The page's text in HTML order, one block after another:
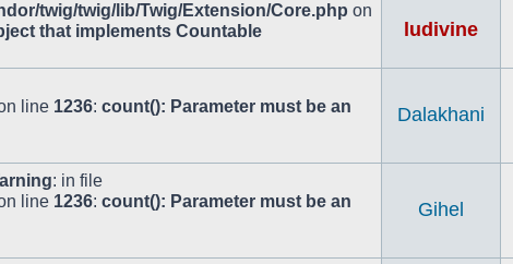
twig/twig/lib/Twig/Extension/Core.php on
that implements Countable
ludivine
line 1236: count(): Parameter must be an
Dalakhani
: in file
line 1236: count(): Parameter must be an
Gihel